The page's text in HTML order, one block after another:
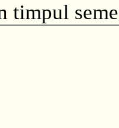
timpul